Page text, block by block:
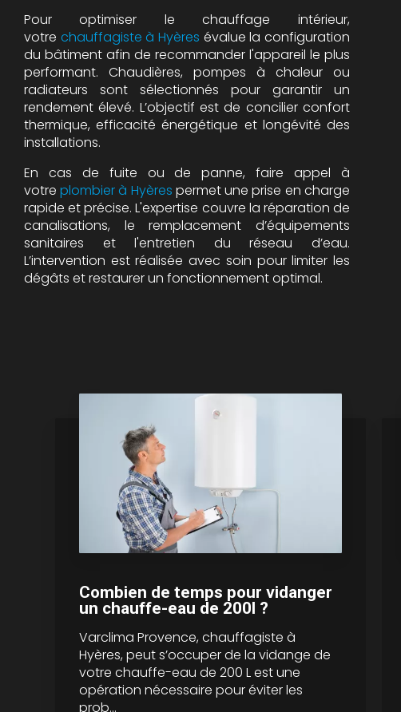
Pour optimiser le chauffage intérieur,
votre chauffagiste à Hyères évalue la configuration
du bâtiment afin de recommander l'appareil le plus
performant. Chaudières, pompes à chaleur ou
radiateurs sont sélectionnés pour garantir un
rendement élevé. L’objectif est de concilier confort
thermique, efficacité énergétique et longévité des
installations.
En cas de fuite ou de panne, faire appel à
votreplombier à Hyères permet une prise en charge
rapide et précise. L'expertise couvre la réparation de
canalisations, le remplacement d’équipements
sanitaires et l'entretien du réseau d’eau.
L’intervention est réalisée avec soin pour limiter les
dégâts et restaurer un fonctionnement optimal.
Combien de temps pour vidanger
un chauffe-eau de 200l ?
Varclima Provence, chauffagiste à
Hyères, peut s’occuper de la vidange de
votre chauffe-eau de 200 L est une
opération nécessaire pour éviter les
prob...